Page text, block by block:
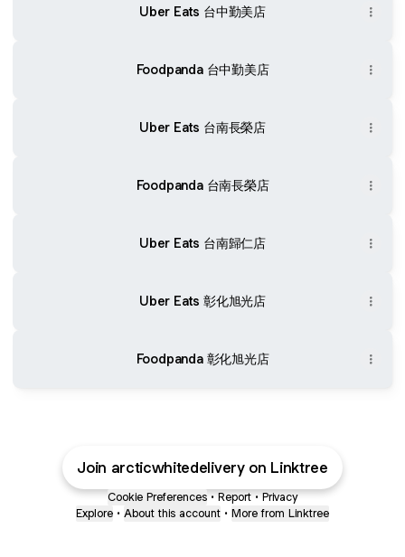
Uber Eats 台中勤美店
Foodpanda 台中勤美店
Uber Eats 台南長榮店
Foodpanda 台南長榮店
Uber Eats 台南歸仁店
Uber Eats 彰化旭光店
Foodpanda 彰化旭光店
Join arcticwhitedelivery on Linktree
Cookie Preferences • Report • Privacy
Explore • About this account • More from Linktree